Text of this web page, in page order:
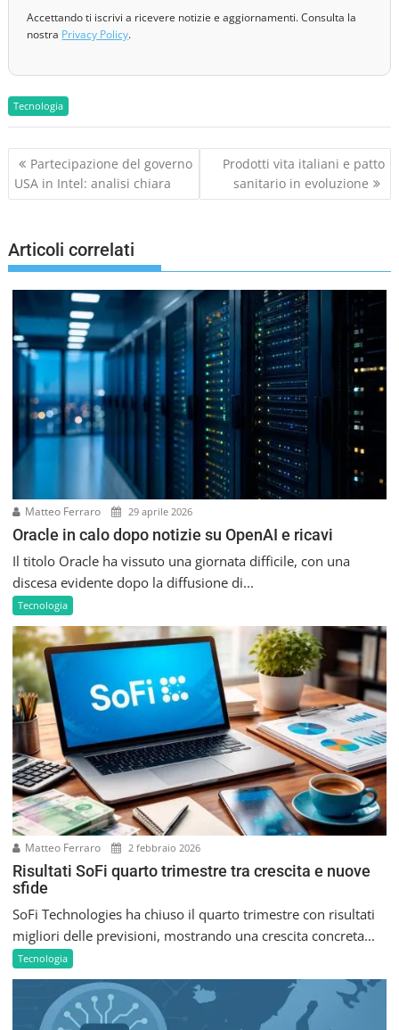
Accettando ti iscrivi a ricevere notizie e aggiornamenti. Consulta la
nostra Privacy Policy.
Tecnologia
N
a
v
g
a
o
n
e
r
c
o
l
i
Partecipazione del governo
USA in Intel: analisi chiara
Prodotti vita italiani e patto
sanitario in evoluzione
Articoli correlati
Matteo Ferraro 29 aprile 2026
Oracle in calo dopo notizie su OpenAI e ricavi
Il titolo Oracle ha vissuto una giornata difficile, con una
discesa evidente dopo la diffusione di...
Tecnologia
Matteo Ferraro 2 febbraio 2026
Risultati SoFi quarto trimestre tra crescita e nuove
sfide
SoFi Technologies ha chiuso il quarto trimestre con risultati
migliori delle previsioni, mostrando una crescita concreta...
Tecnologia